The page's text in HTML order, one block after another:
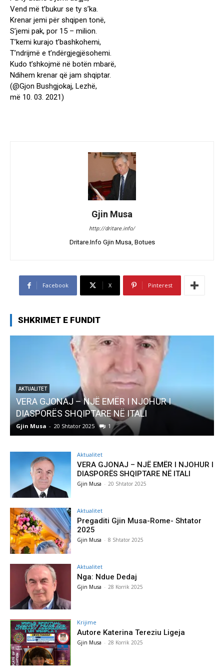
Vend më t’bukur se ty s’ka.
Krenar jemi për shqipen tonë,
S’jemi pak, por 15 – milion.
T’kemi kurajo t’bashkohemi,
T’ndrijmë e t’ndërgjegjësohemi.
Kudo t’shkojmë në botën mbarë,
Ndihem krenar që jam shqiptar.
(@Gjon Bushgjokaj, Lezhë,
më 10. 03. 2021)
Gjin Musa
http://dritare.info/
Dritare.Info Gjin Musa, Botues
Facebook X Pinterest
SHKRIMET E FUNDIT
I NJOHUR I
NË ITALI
AKTUALITET
Pregaditi Gjin Musa-Rome-
Gjin Musa
Aktualitet
VERA GJONAJ – NJË EMËR I NJOHUR I
DIASPORËS SHQIPTARE NË ITALI
Gjin Musa - 20 Shtator 2025
Aktualitet
Pregaditi Gjin Musa-Rome- Shtator
2025
Gjin Musa - 8 Shtator 2025
Aktualitet
Nga: Ndue Dedaj
Gjin Musa - 28 Korrik 2025
Krijime
Autore Katerina Tereziu Ligeja
Gjin Musa - 28 Korrik 2025